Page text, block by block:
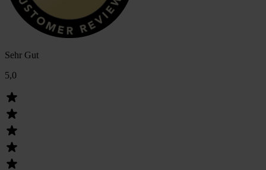
Sehr Gut
5,0